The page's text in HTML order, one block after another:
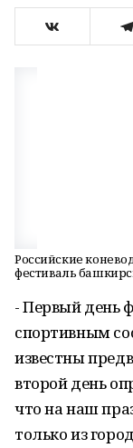
Российские
фестиваль
- Первый день
спортивным
известны
второй день
что на наш
только из